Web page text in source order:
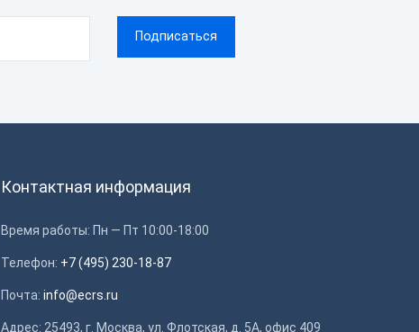
Контактная информация
Время работы: Пн — Пт 10:00-18:00
Телефон: +7 (495) 230-18-87
Почта:info@ecrs.ru
Адрес: 25493, г. Москва, ул. Флотская, д. 5А, офис 409